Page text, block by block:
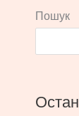
Пошук